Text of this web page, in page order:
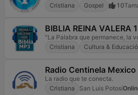
Cristiana
Gospel 10
BIBLIA REINA VALERA
"La Palabra que permanece, la
Cristiana
Cultura &
Radio Centinela Mexico
La radio que te conecta.
Cristiana
San Luis Potosí